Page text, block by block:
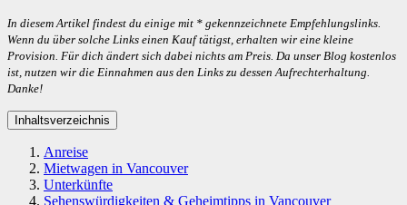
In diesem Artikel findest du einige mit * gekennzeichnete Empfehlungslinks.
Wenn du über solche Links einen Kauf tätigst, erhalten wir eine kleine
Provision. Für dich ändert sich dabei nichts am Preis. Da unser Blog kostenlos
ist, nutzen wir die Einnahmen aus den Links zu dessen Aufrechterhaltung.
Danke!
Inhaltsverzeichnis
Anreise
Mietwagen in Vancouver
Unterkünfte
Sehenswürdigkeiten & Geheimtipps in Vancouver